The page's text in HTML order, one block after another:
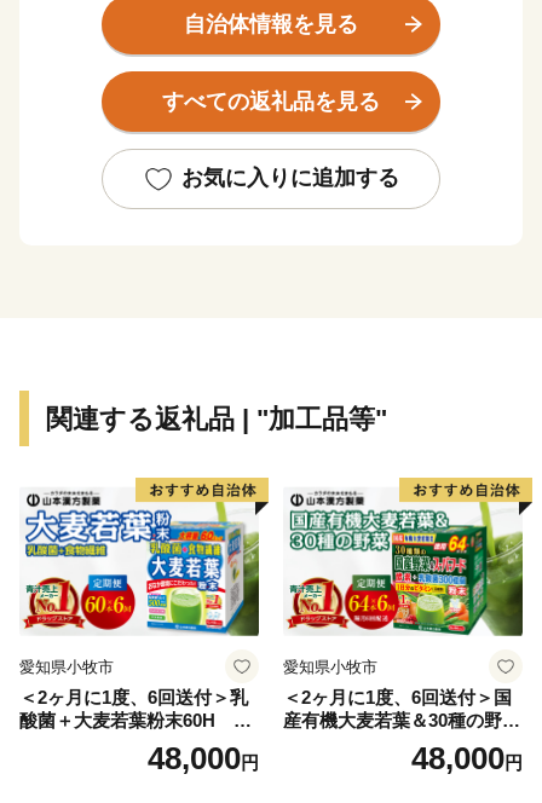
は、東京の八丈島とほぼ同緯度に位置します。茫々たる
太平洋に面し、東西に長く延びた海岸線はこの地方の特
色であるリアス式海岸で、奇岩・怪石の雄大な自然美に
恵まれ、吉野熊野国立公園および枯木灘県立自然公園の
黒潮の恵みを受けて、年間平均気温17℃前後と気候は
浮かんでおり、平成11年9月のくしもと大橋開通により
● 世界最北のサンゴの海
串本は北緯33度30分という位置にあり、本来、海藻
の茂る温帯の海に属します。しかし、南から暖かい水を
運んでくる黒潮の働きによって串本の海は常に暖めら
界でもっとも北にあるサンゴの海、それが紀伊半島の先
端にある串本の海なのです。
また、串本の海は暖かい海と冷たい海の接するところ
自治体情報を見る
すべての返礼品を見る
お気に入りに追加する
関連する返礼品 | "加工品等"
愛知県小牧市
＜2ヶ月に1度、6回送付＞乳
酸菌＋大麦若葉粉末60H 山
48,000円
愛知県小牧市
＜2ヶ月に1度、6回送付＞国
産有機大麦若葉＆30種の野
菜 山本漢方 定期便
48,000円